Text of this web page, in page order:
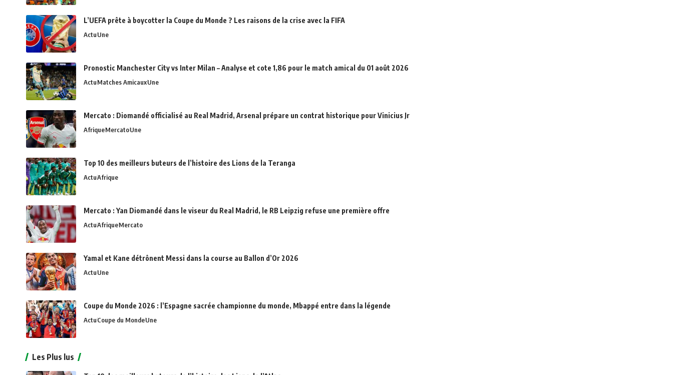
L’UEFA prête à boycotter la Coupe du Monde ? Les raisons de la crise avec la FIFA
ActuUne
Pronostic Manchester City vs Inter Milan – Analyse et cote 1,86 pour le match amical du 01 août 2026
ActuMatches AmicauxUne
Mercato : Diomandé officialisé au Real Madrid, Arsenal prépare un contrat historique pour Vinicius Jr
AfriqueMercatoUne
Top 10 des meilleurs buteurs de l’histoire des Lions de la Teranga
ActuAfrique
Mercato : Yan Diomandé dans le viseur du Real Madrid, le RB Leipzig refuse une première offre
ActuAfriqueMercato
Yamal et Kane détrônent Messi dans la course au Ballon d’Or 2026
ActuUne
Coupe du Monde 2026 : l’Espagne sacrée championne du monde, Mbappé entre dans la légende
ActuCoupe du MondeUne
Les Plus lus